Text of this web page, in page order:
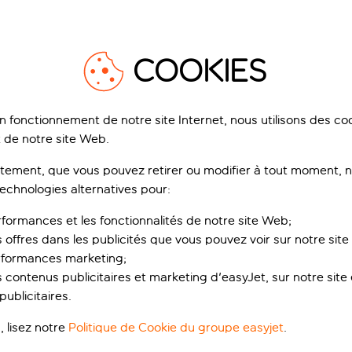
mythique qui longe le Douro. Envie d’aller plus loin ?
charmantes pièces de collection témoignent de
de la ville.
porter par le tempo des groupes musicaux. Fado
Pour une expérience vraiment magique,
musique live, accompagnés de la vue splendide sur la ligne
Matosinhos
67 avis
pour un acompte de /pers.
est inclus
Voir le séjour
HF Tuela Ala Sul
Réservez pour un acompte de /pers.
Voir le séjour
COOKIES
fonctionnement de notre site Internet, nous utilisons des
notre site Web.
que vous pouvez retirer ou modifier à tout moment,
alternatives pour:
et les fonctionnalités de notre site Web;
offres dans les publicités que vous pouvez voir sur notre site
marketing;
contenus publicitaires et marketing d'easyJet, sur notre site
lisez notre Politique de Cookie du groupe easyjet.